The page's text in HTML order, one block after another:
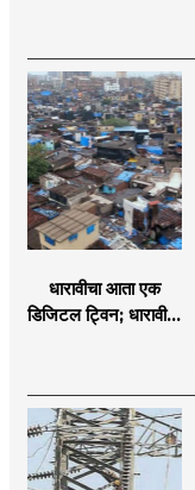
धारावीचा आता एक
डिजिटल ट्विन; धारावीची